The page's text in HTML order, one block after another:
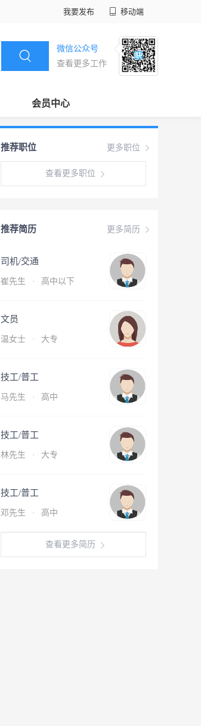
我要发布 移动端
微信公众号
查看更多工作
会员中心
更多职位
推荐职位
查看更多职位
更多简历
推荐简历
司机/交通
崔先生 · 高中以下
文员
温女士 · 大专
技工/普工
马先生 · 高中
技工/普工
林先生 · 大专
技工/普工
邓先生 · 高中
查看更多简历